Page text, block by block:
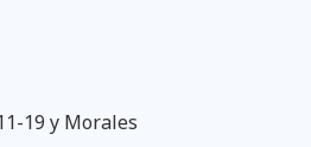
19 y Morales